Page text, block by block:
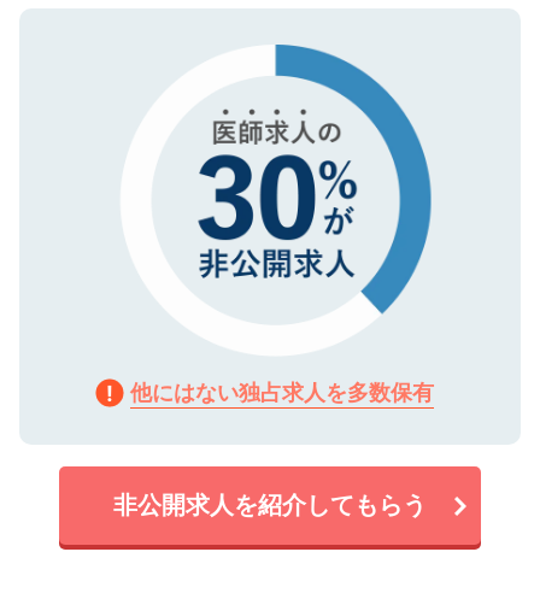
で、機密保持に関してもご安心ください。
ので、まずはご登録ください。
他にはない独占求人を多数保有
非公開求人を紹介してもらう